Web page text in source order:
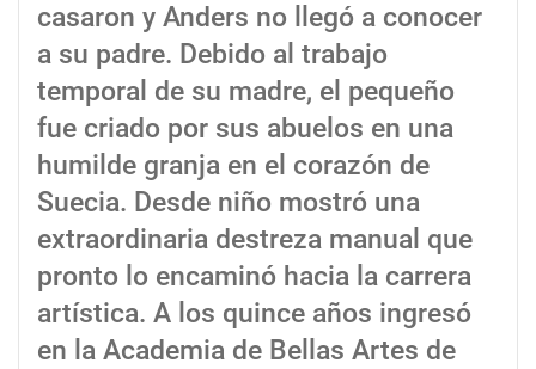
casaron y Anders no llegó a conocer
a su padre. Debido al trabajo
temporal de su madre, el pequeño
fue criado por sus abuelos en una
humilde granja en el corazón de
Suecia. Desde niño mostró una
extraordinaria destreza manual que
pronto lo encaminó hacia la carrera
artística. A los quince años ingresó
en la Academia de Bellas Artes de